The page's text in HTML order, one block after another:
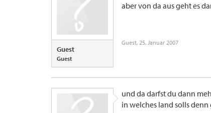
Guest
Guest
aber von da aus geht es
Guest, 25. Januar 2007
und da darfst du dann
in welches land solls denn